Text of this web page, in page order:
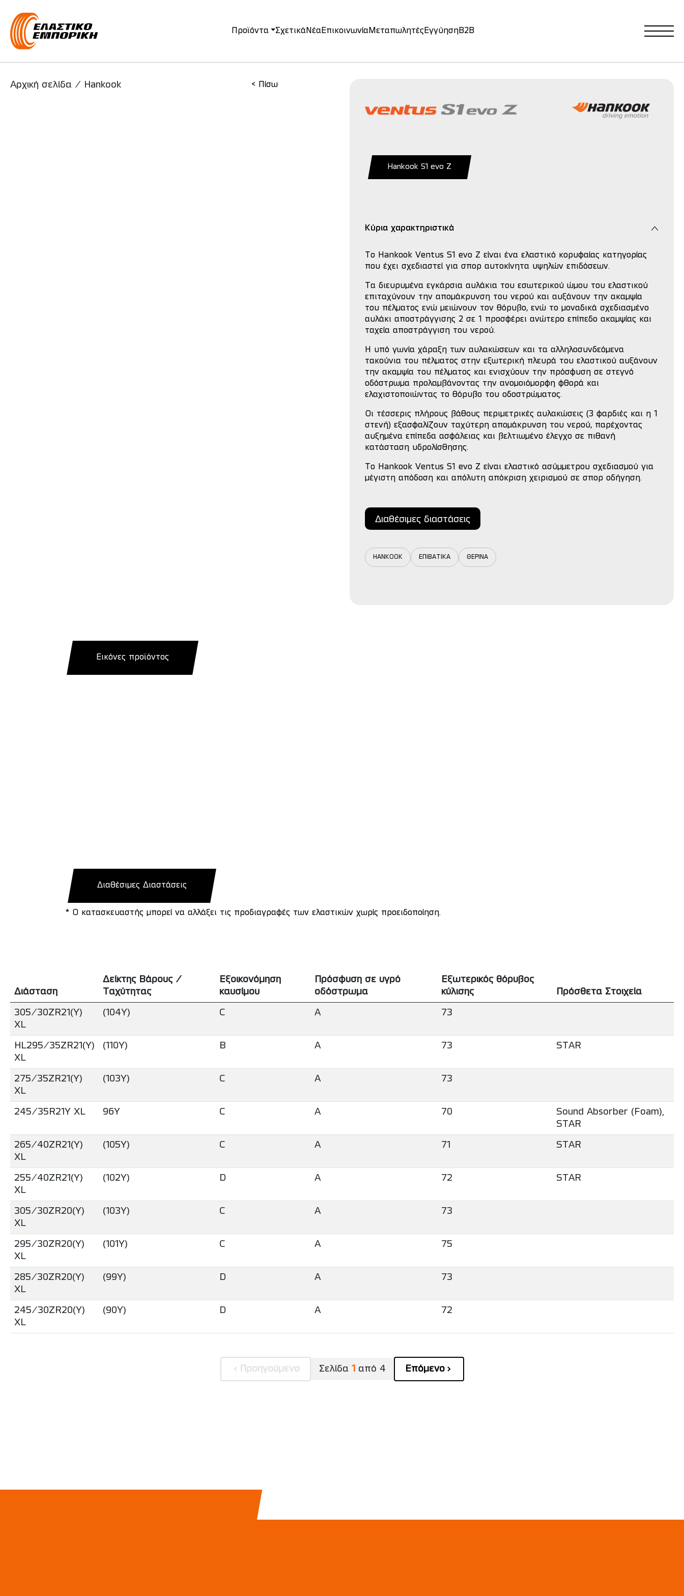
Main Navigation
Προϊόντα Σχετικά Νέα Επικοινωνία Μεταπωλητές Εγγύηση B2B
Αρχική σελίδα / Hankook < Πίσω
Hankook S1 evo Z
Κύρια χαρακτηριστικά
Το Hankook Ventus S1 evo Z είναι ένα ελαστικό κορυφαίας κατηγορίας
που έχει σχεδιαστεί για σπορ αυτοκίνητα υψηλών επιδόσεων.
Τα διευρυμένα εγκάρσια αυλάκια του εσωτερικού ώμου του ελαστικού
επιταχύνουν την απομάκρυνση του νερού και αυξάνουν την ακαμψία
του πέλματος ενώ μειώνουν τον θόρυβο, ενώ το μοναδικά σχεδιασμένο
αυλάκι αποστράγγισης 2 σε 1 προσφέρει ανώτερο επίπεδο ακαμψίας και
ταχεία αποστράγγιση του νερού.
Η υπό γωνία χάραξη των αυλακώσεων και τα αλληλοσυνδεόμενα
τακούνια του πέλματος στην εξωτερική πλευρά του ελαστικού αυξάνουν
την ακαμψία του πέλματος και ενισχύουν την πρόσφυση σε στεγνό
οδόστρωμα προλαμβάνοντας την ανομοιόμορφη φθορά και
ελαχιστοποιώντας το θόρυβο του οδοστρώματος.
Οι τέσσερις πλήρους βάθους περιμετρικές αυλακώσεις (3 φαρδιές και η 1
στενή) εξασφαλίζουν ταχύτερη απομάκρυνση του νερού, παρέχοντας
αυξημένα επίπεδα ασφάλειας και βελτιωμένο έλεγχο σε πιθανή
κατάσταση υδρολίσθησης.
Το Hankook Ventus S1 evo Z είναι ελαστικό ασύμμετρου σχεδιασμού για
μέγιστη απόδοση και απόλυτη απόκριση χειρισμού σε σπορ οδήγηση.
Διαθέσιμες διαστάσεις
HANKOOK ΕΠΙΒΑΤΙΚΑ ΘΕΡΙΝΑ
Εικόνες προϊόντος
Διαθέσιμες Διαστάσεις
* Ο κατασκευαστής μπορεί να αλλάξει τις προδιαγραφές των ελαστικών χωρίς προειδοποίηση.
Διάσταση
Δείκτης Βάρους /
Ταχύτητας
Εξοικονόμηση
καυσίμου
Πρόσφυση σε υγρό
οδόστρωμα
Εξωτερικός θόρυβος
κύλισης
Πρόσθετα Στοιχεία
305/30ZR21(Y)
XL
(104Y) C A 73
HL295/35ZR21(Y)
XL
(110Y) B A 73 STAR
275/35ZR21(Y)
XL
(103Y) C A 73
245/35R21Y XL 96Y C A 70
Sound Absorber (Foam),
STAR
265/40ZR21(Y)
XL
(105Y) C A 71 STAR
255/40ZR21(Y)
XL
(102Y) D A 72 STAR
305/30ZR20(Y)
XL
(103Y) C A 73
295/30ZR20(Y)
XL
(101Y) C A 75
285/30ZR20(Y)
XL
(99Y) D A 73
245/30ZR20(Y)
XL
(90Y) D A 72
Προηγούμενο Σελίδα 1 από 4 Επόμενο